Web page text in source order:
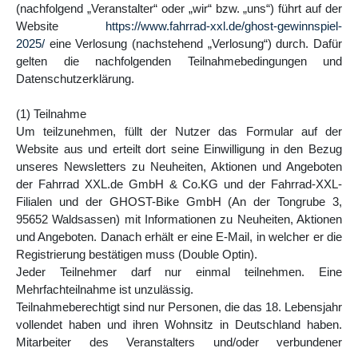
(nachfolgend „Veranstalter“ oder „wir“ bzw. „uns“) führt auf der
Website
https://www.fahrrad-xxl.de/ghost-gewinnspiel-
2025/ eine Verlosung (nachstehend „Verlosung“) durch. Dafür
gelten die nachfolgenden Teilnahmebedingungen und
Datenschutzerklärung.
(1) Teilnahme
Um teilzunehmen, füllt der Nutzer das Formular auf der
Website aus und erteilt dort seine Einwilligung in den Bezug
unseres Newsletters zu Neuheiten, Aktionen und Angeboten
der Fahrrad XXL.de GmbH & Co.KG und der Fahrrad-XXL-
Filialen und der GHOST-Bike GmbH (An der Tongrube 3,
95652 Waldsassen) mit Informationen zu Neuheiten, Aktionen
und Angeboten. Danach erhält er eine E-Mail, in welcher er die
Registrierung bestätigen muss (Double Optin).
Jeder Teilnehmer darf nur einmal teilnehmen. Eine
Mehrfachteilnahme ist unzulässig.
Teilnahmeberechtigt sind nur Personen, die das 18. Lebensjahr
vollendet haben und ihren Wohnsitz in Deutschland haben.
Mitarbeiter des Veranstalters und/oder verbundener